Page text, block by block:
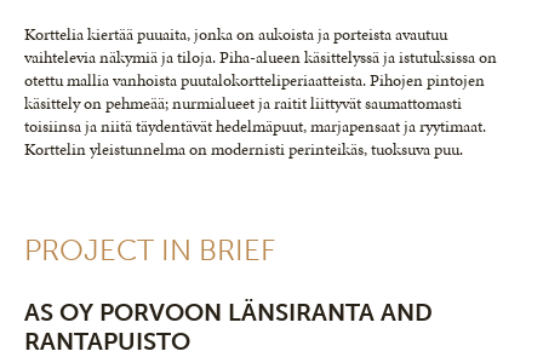
Korttelia kiertää puuaita, jonka on aukoista ja porteista avautuu
vaihtelevia näkymiä ja tiloja. Piha-alueen käsittelyssä ja istutuksissa on
otettu mallia vanhoista puutalokortteliperiaatteista. Pihojen pintojen
käsittely on pehmeää; nurmialueet ja raitit liittyvät saumattomasti
toisiinsa ja niitä täydentävät hedelmäpuut, marjapensaat ja ryytimaat.
Korttelin yleistunnelma on modernisti perinteikäs, tuoksuva puu.
PROJECT IN BRIEF
AS OY PORVOON LÄNSIRANTA AND
RANTAPUISTO